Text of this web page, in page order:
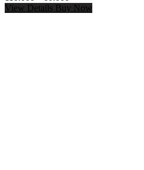
View Details Buy Now